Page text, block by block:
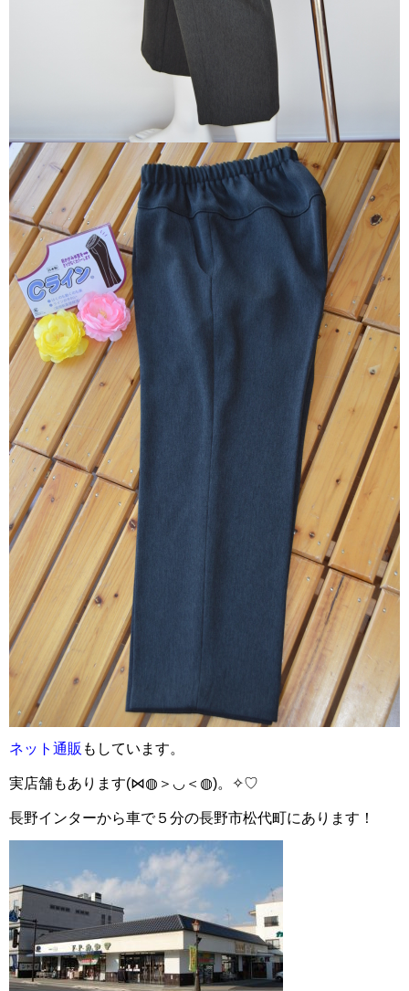
ネット通販 もしています。
実店舗もあります(⋈◍＞◡＜◍)。✧♡
長野インターから車で５分の長野市松代町にあります！